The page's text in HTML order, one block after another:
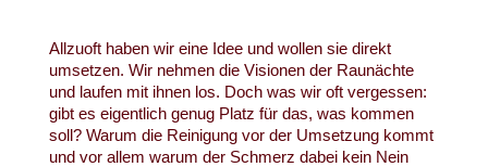
Allzuoft haben wir eine Idee und wollen sie direkt
umsetzen. Wir nehmen die Visionen der Raunächte
und laufen mit ihnen los. Doch was wir oft vergessen:
gibt es eigentlich genug Platz für das, was kommen
soll? Warum die Reinigung vor der Umsetzung kommt
und vor allem warum der Schmerz dabei kein Nein